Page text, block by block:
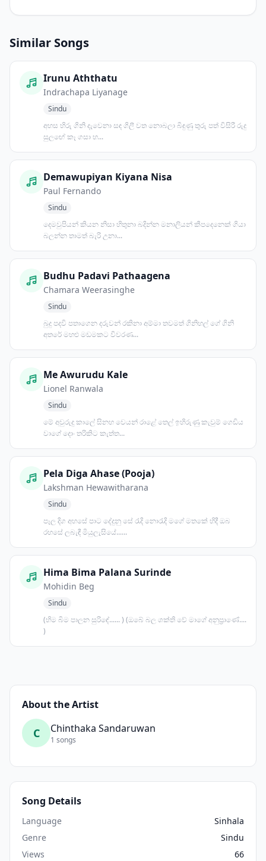
Similar Songs
Irunu Aththatu
Indrachapa Liyanage
Sindu
අහස හිරු ගිනි දැවෙනා සඳ ගිලී වත නොබලා බිඳුණු තුරු පත් විසිරී රුදු
සුලඟේ කෑ ගසා හ...
Demawupiyan Kiyana Nisa
Paul Fernando
Sindu
දෙමවුපියන් කියන නිසා හිතුනා බදින්න මනාලියන් කීපදෙනෙක් ගියා
බලන්න තාමත් බැරි උනා...
Budhu Padavi Pathaagena
Chamara Weerasinghe
Sindu
බුදු පදවි පතාගෙන දරුවන් රකිනා අම්මා තවමත් ගිනිහල් ගේ ගිනි
අතරේ මහළු මඩමකට විවරණ...
Me Awurudu Kale
Lionel Ranwala
Sindu
මේ අවුරුදු කාලේ සිනහ වෙයන් රාළේ තෙල් ඉහිරුණු කැවුම් ගෙඩිය
වාගේ දොං තරිකිට කැත්ත...
Pela Diga Ahase (Pooja)
Lakshman Hewawitharana
Sindu
පෑල දිග අහසේ පාට දේදුනු සේ රැදි නොරැදි මගේ මතකේ හිදී ඔබ
රහසේ ලබැඳී මියුලැසියේ......
Hima Bima Palana Surinde
Mohidin Beg
Sindu
(හිම බිම පාලන සුරිඳේ...... ) (ඔබේ බල ශක්ති වේ මාගේ අනුප්‍රාණේ....
)
About the Artist
C Chinthaka Sandaruwan
1 songs
Song Details
Language
Sinhala
Genre
Sindu
Views
66